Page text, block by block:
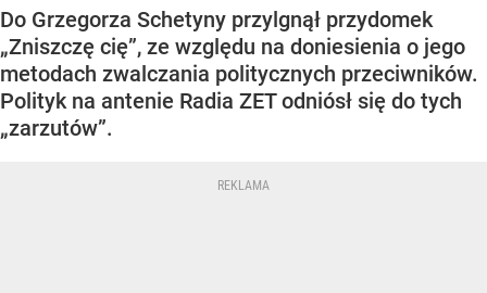
Do Grzegorza Schetyny przylgnął przydomek
„Zniszczę cię”, ze względu na doniesienia o jego
metodach zwalczania politycznych przeciwników.
Polityk na antenie Radia ZET odniósł się do tych
„zarzutów”.